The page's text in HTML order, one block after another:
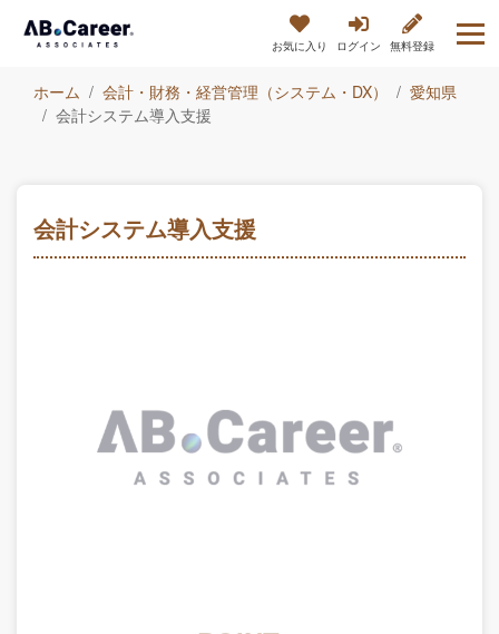
お気に入り ログイン 無料登録
ホーム 会計・財務・経営管理（システム・DX）
愛知県
会計システム導入支援
会計システム導入支援